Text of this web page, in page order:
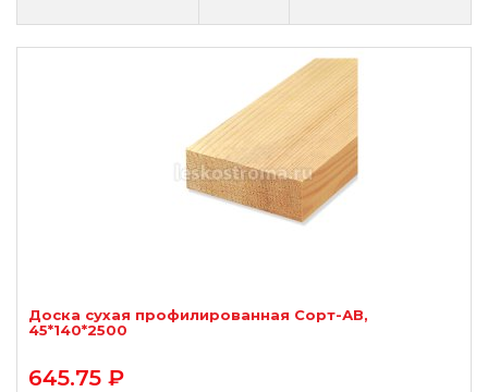
Доска сухая профилированная Сорт-АВ,
45*140*2500
645.75 ₽